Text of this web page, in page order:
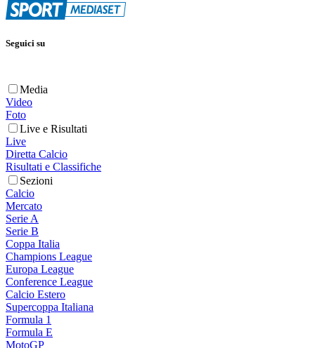
Seguici su
Media
Video
Foto
Live e Risultati
Live
Diretta Calcio
Risultati e Classifiche
Sezioni
Calcio
Mercato
Serie A
Serie B
Coppa Italia
Champions League
Europa League
Conference League
Calcio Estero
Supercoppa Italiana
Formula 1
Formula E
MotoGP